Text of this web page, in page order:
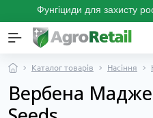
Фунгіциди для захисту
Каталог товарів Насіння
Вербена